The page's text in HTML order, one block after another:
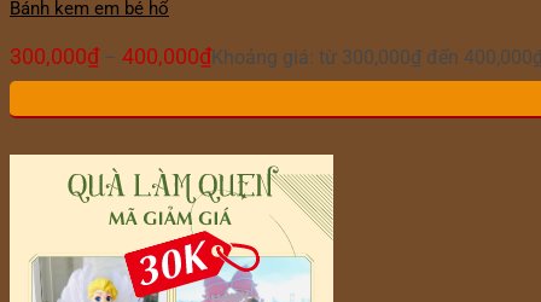
Bánh kem em bé hổ
300,000₫ – 400,000₫Khoảng giá: từ 300,000₫ đến